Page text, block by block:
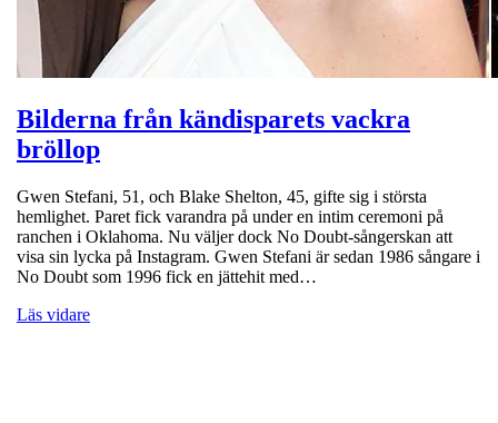
Bilderna från kändisparets vackra
bröllop
Gwen Stefani, 51, och Blake Shelton, 45, gifte sig i största
hemlighet. Paret fick varandra på under en intim ceremoni på
ranchen i Oklahoma. Nu väljer dock No Doubt-sångerskan att
visa sin lycka på Instagram. Gwen Stefani är sedan 1986 sångare i
No Doubt som 1996 fick en jättehit med…
Läs vidare